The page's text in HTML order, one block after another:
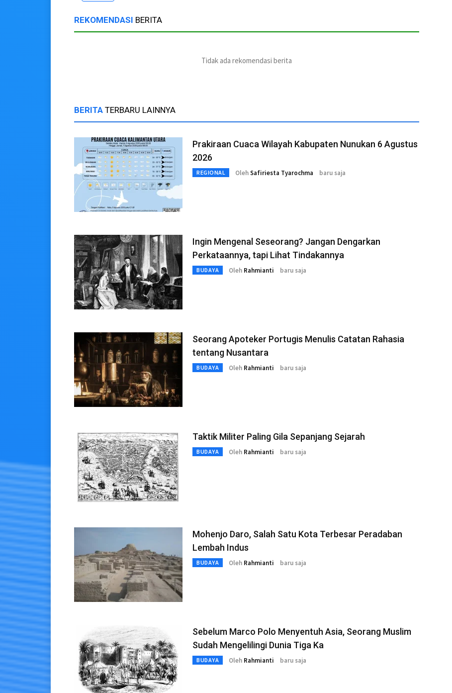
REKOMENDASI BERITA
Tidak ada rekomendasi berita
BERITA TERBARU LAINNYA
Prakiraan Cuaca Wilayah Kabupaten Nunukan 6 Agustus
2026
REGIONAL OlehSafiriesta Tyarochma baru saja
Ingin Mengenal Seseorang? Jangan Dengarkan
Perkataannya, tapi Lihat Tindakannya
BUDAYA Oleh Rahmianti baru saja
Seorang Apoteker Portugis Menulis Catatan Rahasia
tentang Nusantara
BUDAYA Oleh Rahmianti baru saja
Taktik Militer Paling Gila Sepanjang Sejarah
BUDAYA Oleh Rahmianti baru saja
Mohenjo Daro, Salah Satu Kota Terbesar Peradaban
Lembah Indus
BUDAYA Oleh Rahmianti baru saja
Sebelum Marco Polo Menyentuh Asia, Seorang Muslim
Sudah Mengelilingi Dunia Tiga Ka
BUDAYA Oleh Rahmianti baru saja